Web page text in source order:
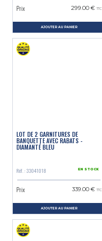
Prix 299.00 € TTC
AJOUTER AU PANIER
LOT DE 2 GARNITURES DE
BANQUETTE AVEC RABATS -
DIAMANTÉ BLEU
Réf. : 33041018 EN STOCK
Prix 339.00 € TTC
AJOUTER AU PANIER